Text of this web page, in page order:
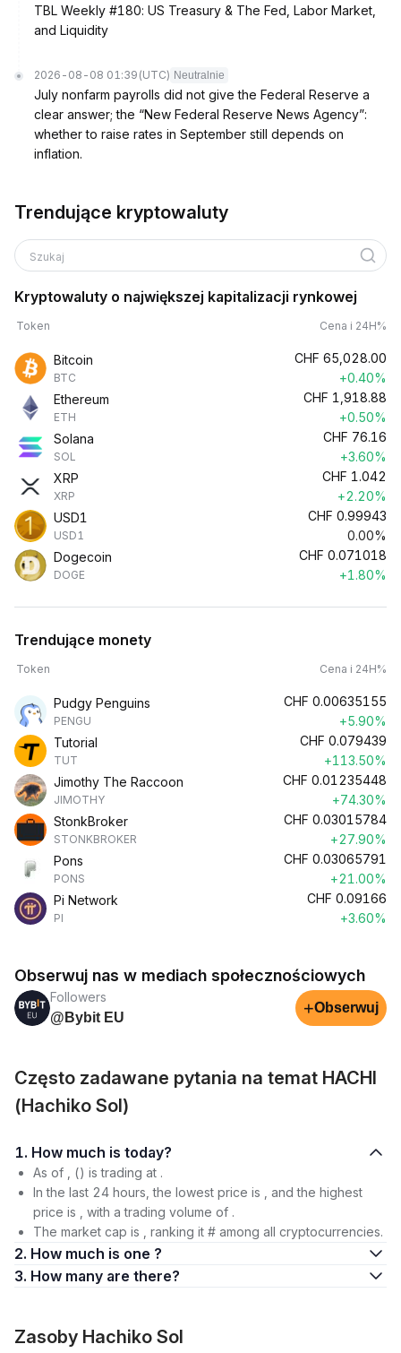
TBL Weekly #180: US Treasury & The Fed, Labor Market,
and Liquidity
2026-08-08 01:39 (UTC) Neutralnie
July nonfarm payrolls did not give the Federal Reserve a
clear answer; the “New Federal Reserve News Agency”:
whether to raise rates in September still depends on
inflation.
Trendujące kryptowaluty
Szukaj
Kryptowaluty o największej kapitalizacji rynkowej
Token Cena i 24H%
Bitcoin
BTC
CHF 65,028.00
+0.40%
Ethereum
ETH
CHF 1,918.88
+0.50%
Solana
SOL
CHF 76.16
+3.60%
XRP
XRP
CHF 1.042
+2.20%
USD1
USD1
CHF 0.99943
0.00%
Dogecoin
DOGE
CHF 0.071018
+1.80%
Trendujące monety
Token Cena i 24H%
Pudgy Penguins
PENGU
CHF 0.00635155
+5.90%
Tutorial
TUT
CHF 0.079439
+113.50%
Jimothy The Raccoon
JIMOTHY
CHF 0.01235448
+74.30%
StonkBroker
STONKBROKER
CHF 0.03015784
+27.90%
Pons
PONS
CHF 0.03065791
+21.00%
Pi Network
PI
CHF 0.09166
+3.60%
Obserwuj nas w mediach społecznościowych
Followers
@Bybit EU
+Obserwuj
Często zadawane pytania na temat HACHI
(Hachiko Sol)
1. How much is today?
As of , () is trading at .
In the last 24 hours, the lowest price is , and the highest
price is , with a trading volume of .
The market cap is , ranking it # among all cryptocurrencies.
2. How much is one ?
3. How many are there?
Zasoby Hachiko Sol